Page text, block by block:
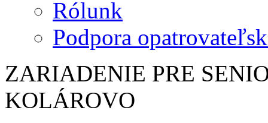
Rólunk
Podpora
ZARIADENIE PRE
KOLÁROVO